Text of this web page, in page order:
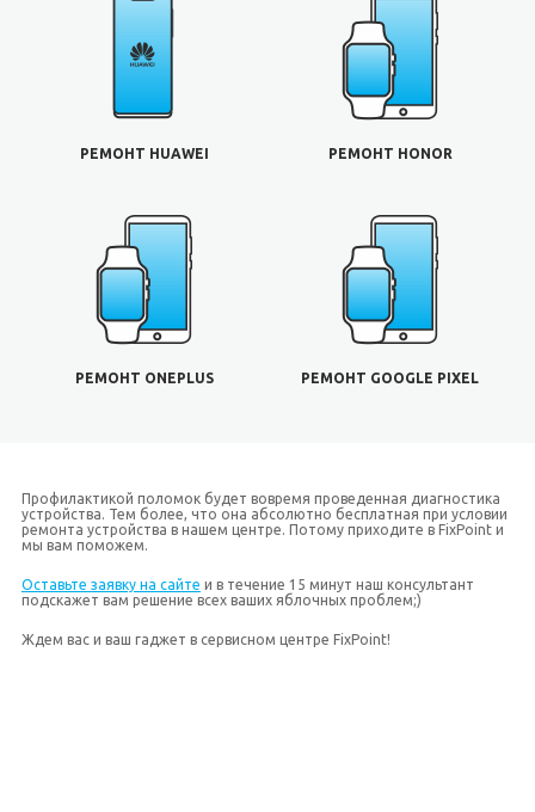
РЕМОНТ HUAWEI РЕМОНТ HONOR
РЕМОНТ ONEPLUS РЕМОНТ GOOGLE PIXEL
Профилактикой поломок будет вовремя проведенная диагностика
устройства. Тем более, что она абсолютно бесплатная при условии
ремонта устройства в нашем центре. Потому приходите в FixPoint и
мы вам поможем.
Оставьте заявку на сайте и в течение 15 минут наш консультант
подскажет вам решение всех ваших яблочных проблем;)
Ждем вас и ваш гаджет в сервисном центре FixPoint!